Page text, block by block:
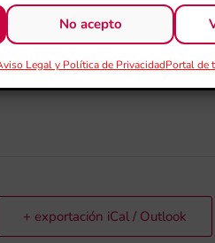
No acepto
Legal y Política de PrivacidadPortal de
+ exportación iCal / Outlook